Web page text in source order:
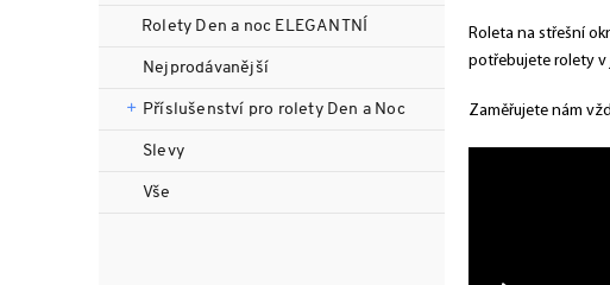
Rolety Den a noc ELEGANTNÍ
Nejprodávanější
Příslušenství pro rolety Den a Noc
Slevy
Vše
Roleta na střešní
potřebujete rolety v
Zaměřujete nám